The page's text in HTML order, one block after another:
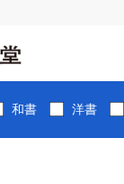
和書 洋書